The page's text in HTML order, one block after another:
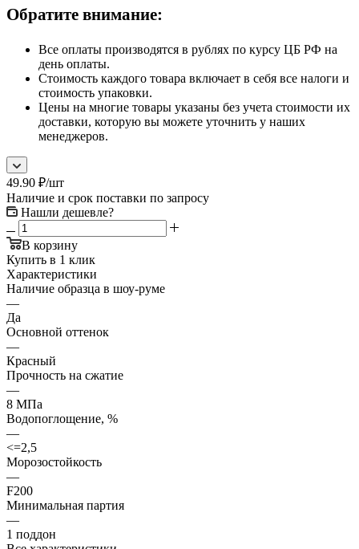
Обратите внимание:
Все оплаты производятся в рублях по курсу ЦБ РФ на
день оплаты.
Стоимость каждого товара включает в себя все налоги и
стоимость упаковки.
Цены на многие товары указаны без учета стоимости их
доставки, которую вы можете уточнить у наших
менеджеров.
49.90 ₽/шт
Наличие и срок поставки по запросу
Нашли дешевле?
В корзину
Купить в 1 клик
Характеристики
Наличие образца в шоу-руме
—
Да
Основной оттенок
—
Красный
Прочность на сжатие
—
8 МПа
Водопоглощение, %
—
<=2,5
Морозостойкость
—
F200
Минимальная партия
—
1 поддон